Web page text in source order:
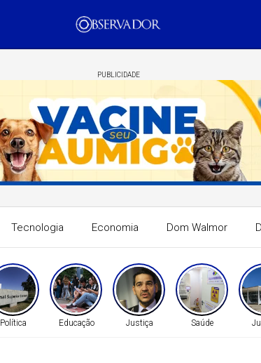
PUBLICIDADE
Tecnologia Economia Dom Walmor
Política Educação Justiça Saúde